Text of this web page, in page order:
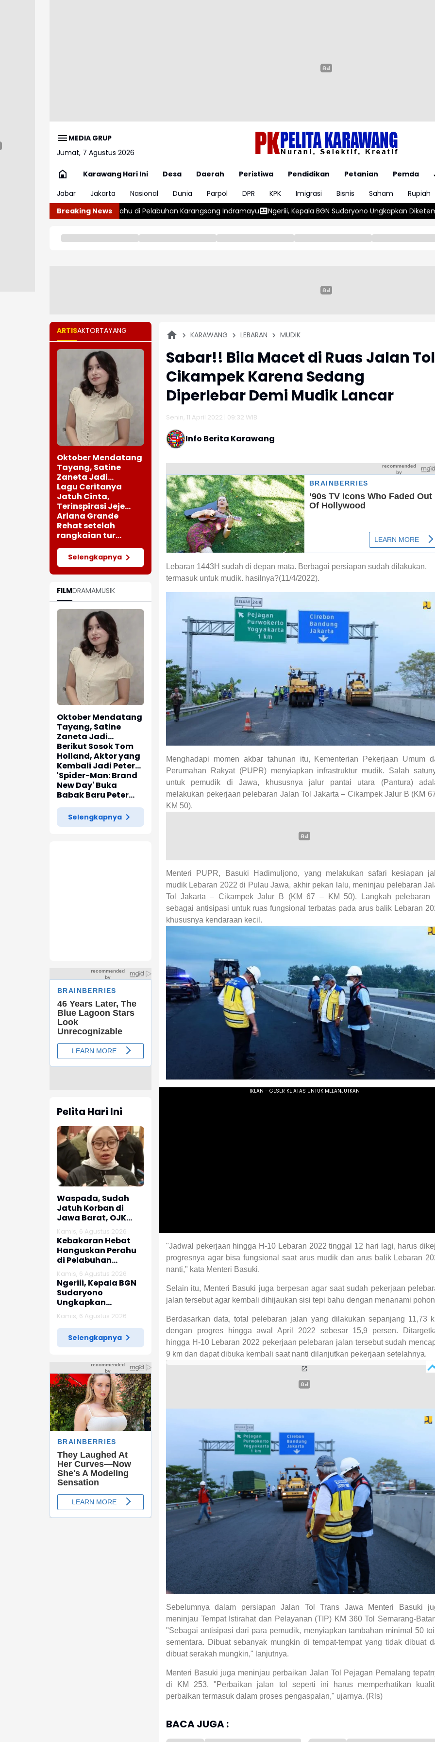
MEDIA GRUP
Jumat, 7 Agustus 2026
Karawang Hari Ini Desa Daerah Peristiwa Pendidikan Petanian Pemda
Jabar
Jakarta Nasional Dunia Parpol DPR KPK Imigrasi Bisnis Saham Rupiah
Breaking News
Perahu di Pelabuhan Karangsong Indramayu Ngeriii, Kepala BGN Sudaryono Ungkapkan Diketemukan Ada 6 Juta Data Ganda
ARTISAKTORTAYANG
Oktober Mendatang
Tayang, Satine
Zaneta Jadi
Pemeran Utama Film
Siti Si Vampir
Lagu Ceritanya
Jatuh Cinta,
Terinspirasi Jeje
saat Bertemu
Perempuan Cantik
Ariana Grande
Rehat setelah
rangkaian tur
"Eternal Sunshine"
Selengkapnya
FILMDRAMAMUSIK
Oktober Mendatang
Tayang, Satine
Zaneta Jadi
Pemeran Utama Film
Siti Si Vampir
Berikut Sosok Tom
Holland, Aktor yang
Kembali Jadi Peter
Parker di 'Spider-
Man: Brand New Day'
'Spider-Man: Brand
New Day' Buka
Babak Baru Peter
Parker di Marvel
Cinematic Universe
Selengkapnya
Pelita Hari Ini
Waspada, Sudah
Jatuh Korban di
Jawa Barat, OJK
dan Polisi Ungkap
Dugaan Penipuan
Modus Titip Limit
Paylater
Kamis, 6 Agustus 2026
Kebakaran Hebat
Hanguskan Perahu
di Pelabuhan
Karangsong
Indramayu
Kamis, 6 Agustus 2026
Ngeriii, Kepala BGN
Sudaryono
Ungkapkan
Diketemukan Ada 6
Juta Data Ganda
Siswa Penerima MBG
Kamis, 6 Agustus 2026
Selengkapnya
KARAWANG LEBARAN MUDIK
Sabar!! Bila Macet di Ruas Jalan Tol
Cikampek Karena Sedang
Diperlebar Demi Mudik Lancar
Senin, 11 April 2022 | 09:32 WIB
Info Berita Karawang
Lebaran 1443H sudah di depan mata. Berbagai persiapan sudah dilakukan,
termasuk untuk mudik. hasilnya?(11/4/2022).
Menghadapi momen akbar tahunan itu, Kementerian Pekerjaan Umum
Perumahan Rakyat (PUPR) menyiapkan infrastruktur mudik. Salah
untuk pemudik di Jawa, khususnya jalur pantai utara (Pantura)
melakukan pekerjaan pelebaran Jalan Tol Jakarta – Cikampek Jalur B (KM
KM 50).
Menteri PUPR, Basuki Hadimuljono, yang melakukan safari kesiapan
mudik Lebaran 2022 di Pulau Jawa, akhir pekan lalu, meninjau pelebaran
Tol Jakarta – Cikampek Jalur B (KM 67 – KM 50).
Langkah pelebaran
sebagai antisipasi untuk ruas fungsional terbatas pada arus balik Lebaran
khususnya kendaraan kecil.
"Jadwal pekerjaan hingga H-10 Lebaran 2022 tinggal 12 hari lagi, harus
progresnya agar bisa fungsional saat arus mudik dan arus balik Lebaran
nanti," kata Menteri Basuki.
Selain itu, Menteri Basuki juga berpesan agar saat sudah pekerjaan
jalan tersebut agar kembali dihijaukan sisi tepi bahu dengan menanami
Berdasarkan data, total pelebaran jalan yang dilakukan sepanjang 11,73
dengan progres hingga awal April 2022 sebesar 15,9 persen.
hingga H-10 Lebaran 2022 pekerjaan pelebaran jalan tersebut sudah
9 km dan dapat dibuka kembali saat nanti dilanjutkan pekerjaan setelahnya.
Sebelumnya dalam persiapan Jalan Tol Trans Jawa Menteri Basuki
meninjau Tempat Istirahat dan Pelayanan (TIP) KM 360 Tol Semarang-
"Sebagai antisipasi dari para pemudik, menyiapkan tambahan minimal 50
sementara. Dibuat sebanyak mungkin di tempat-tempat yang tidak dibuat
dibuat serakah mungkin," lanjutnya.
Menteri Basuki juga meninjau perbaikan Jalan Tol Pejagan Pemalang
di KM 253. "Perbaikan jalan tol seperti ini harus memperhatikan
perbaikan termasuk dalam proses pengaspalan," ujarnya. (Rls)
BACA JUGA :